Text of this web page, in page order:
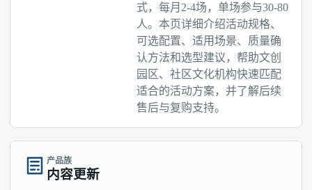
式，每月2-4场，单场参与30-80
人。本页详细介绍活动规格、
可选配置、适用场景、质量确
认方法和选型建议，帮助文创
园区、社区文化机构快速匹配
适合的活动方案，并了解后续
售后与复购支持。
产品族
内容更新